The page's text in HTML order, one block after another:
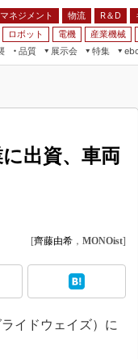
ネジメント 物流 R＆D
ロボット 電機 産業機械
品質
展示会
特集
出資、車両
[齊藤由希 ， MONOist]
イドウェイズ）に